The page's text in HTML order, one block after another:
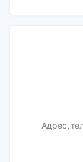
Адрес,